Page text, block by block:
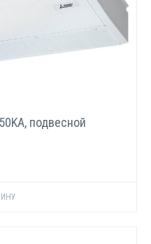
подвесной